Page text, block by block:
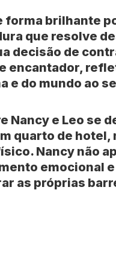
forma brilhante
que resolve
decisão de
encantador,
e do mundo ao
Nancy e Leo se
quarto de
Nancy não
emocional
as próprias